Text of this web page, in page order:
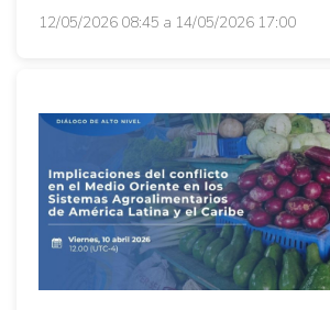
12/05/2026 08:45 a 14/05/2026 17:00